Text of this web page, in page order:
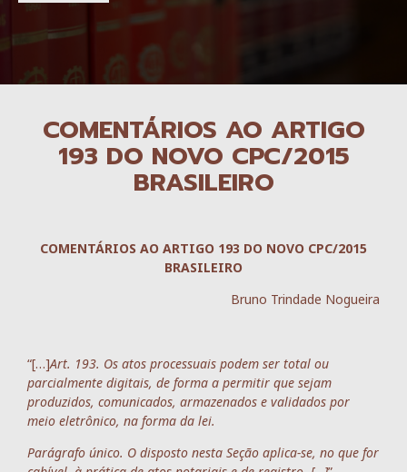
COMENTÁRIOS AO ARTIGO
193 DO NOVO CPC/2015
BRASILEIRO
COMENTÁRIOS AO ARTIGO 193 DO NOVO CPC/2015
BRASILEIRO
Bruno Trindade Nogueira
“[…]Art. 193. Os atos processuais podem ser total ou
parcialmente digitais, de forma a permitir que sejam
produzidos, comunicados, armazenados e validados por
meio eletrônico, na forma da lei.
Parágrafo único. O disposto nesta Seção aplica-se, no que for